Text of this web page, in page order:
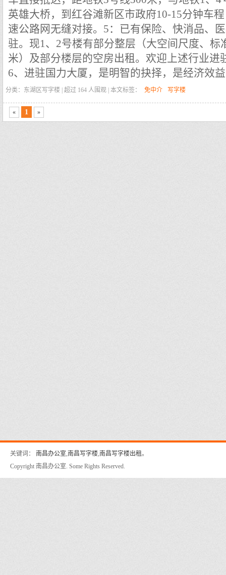
英雄大桥，到红谷滩新区市政府10-15分钟车
速公路网无缝对接。 5：已有保险、快消品、
驻。现1、2号楼有部分整层（大空间尺度、标
米）及部分楼层的空房出租。欢迎上述行业进
6、进驻国力大厦，是明智的抉择，是经济效
分类：东湖区写字楼 | 超过 164 人围观 | 本文标签： 免中介 写字楼
« 1 »
关键词： 南昌办公室,南昌写字楼,南昌写字楼出租。
Copyright 南昌办公室. Some Rights Reserved.